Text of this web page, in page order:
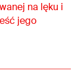
na lęku i
jego